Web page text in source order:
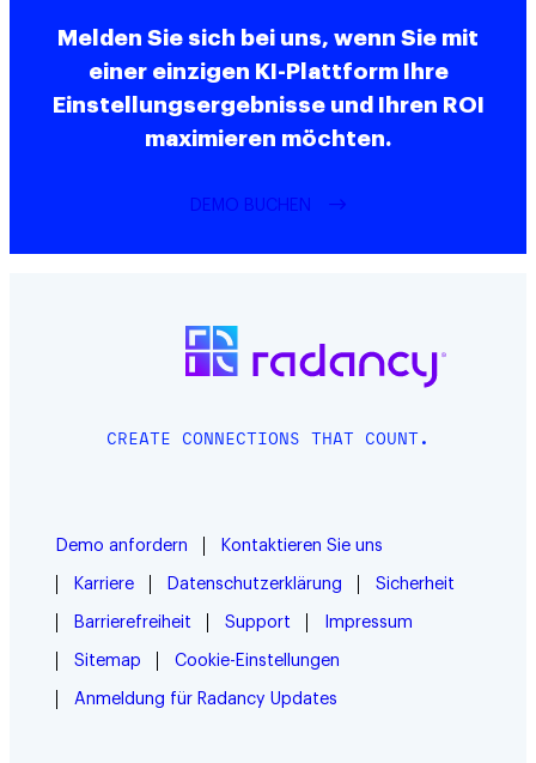
Melden Sie sich bei uns, wenn Sie mit
einer einzigen KI-Plattform Ihre
Einstellungsergebnisse und Ihren ROI
maximieren möchten.
DEMO BUCHEN
CREATE CONNECTIONS THAT COUNT.
Demo anfordern Kontaktieren Sie uns
Karriere Datenschutzerklärung Sicherheit
Barrierefreiheit Support Impressum
Sitemap Cookie-Einstellungen
Anmeldung für Radancy Updates